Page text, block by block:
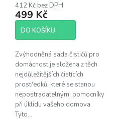
412 Kč bez DPH
499 Kč
DO KOŠÍKU
Zvýhodněná sada čističů pro
domácnost je složena z těch
nejdůležitějších čistících
prostředků, které se stanou
nepostradatelnými pomocníky
při úklidu vašeho domova.
Tyto...